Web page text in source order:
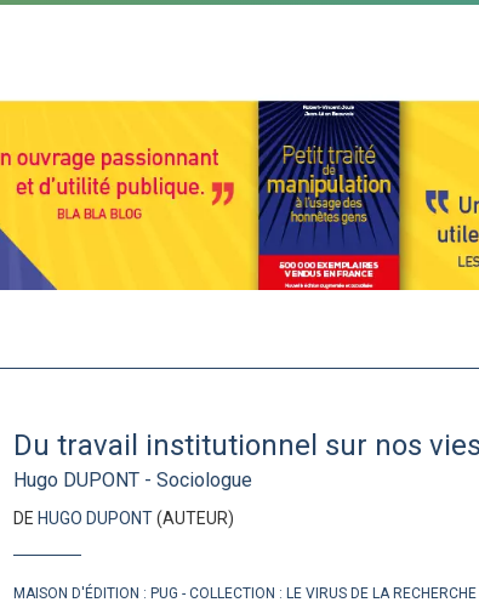
Du travail institutionnel sur nos
Hugo DUPONT - Sociologue
DE HUGO DUPONT(AUTEUR)
MAISON D'ÉDITION : PUG COLLECTION : LE VIRUS DE LA